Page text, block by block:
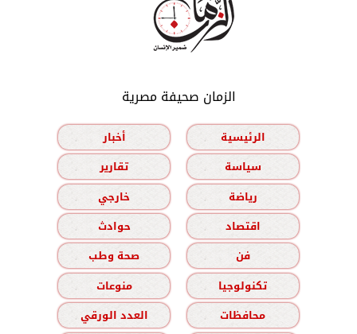
الزمان صحيفة مصرية
الرئيسية
أخبار
سياسة
تقارير
رياضة
خارجي
اقتصاد
حوادث
فن
صحة وطب
تكنولوجيا
منوعات
محافظات
العدد الورقي